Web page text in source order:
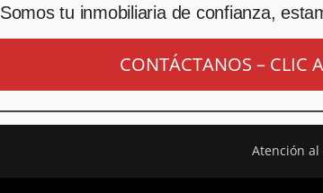
Somos tu inmobiliaria de confianza,
CONTÁCTANOS – CLIC
Atención